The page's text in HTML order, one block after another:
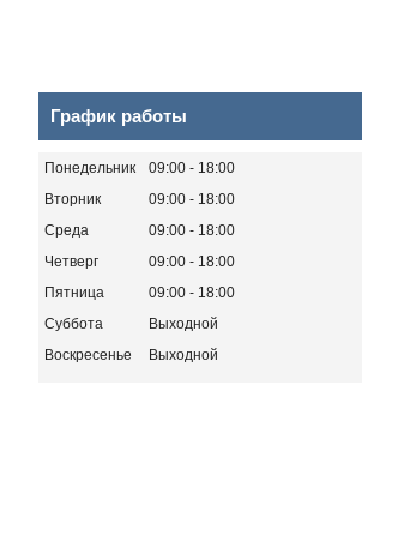
График работы
Понедельник 09:00
18:00
Вторник
09:00
18:00
Среда
09:00
18:00
Четверг
09:00
18:00
Пятница
09:00
18:00
Суббота
Выходной
Воскресенье
Выходной